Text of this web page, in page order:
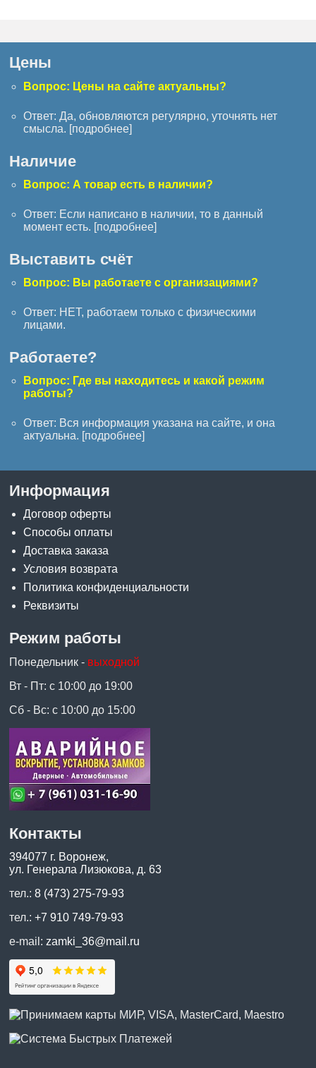
Цены
Вопрос: Цены на сайте актуальны?
Ответ: Да, обновляются регулярно, уточнять нет
смысла. [подробнее]
Наличие
Вопрос: А товар есть в наличии?
Ответ: Если написано в наличии, то в данный
момент есть. [подробнее]
Выставить счёт
Вопрос: Вы работаете с организациями?
Ответ: НЕТ, работаем только с физическими
лицами.
Работаете?
Вопрос: Где вы находитесь и какой режим
работы?
Ответ: Вся информация указана на сайте, и она
актуальна. [подробнее]
Информация
Договор оферты
Способы оплаты
Доставка заказа
Условия возврата
Политика конфиденциальности
Реквизиты
Режим работы
Понедельник - выходной
Вт - Пт: с 10:00 до 19:00
Сб - Вс: с 10:00 до 15:00
Контакты
394077 г. Воронеж,
ул. Генерала Лизюкова, д. 63
тел.:8 (473) 275-79-93
тел.:+7 910 749-79-93
e-mail: zamki_36@mail.ru